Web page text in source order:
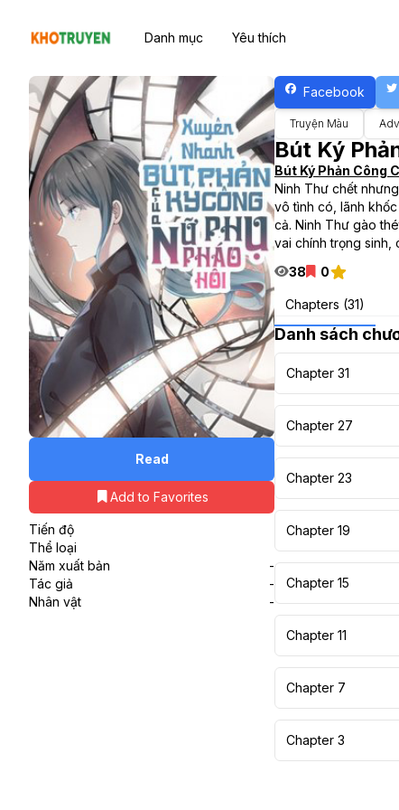
Danh mục Yêu thích
Read
Add to Favorites
Tiến độ
Thể loại
Năm xuất bản
-
Tác giả
-
Nhân vật
-
Facebook
Truyện Màu
Bút Ký
Bút Ký Phản Công
Ninh Thư chết
vô tình có, lãnh
cả. Ninh Thư gào
vai chính trọng sinh,
38
0
Chapters (31)
Danh sách
Chapter 31
Chapter 27
Chapter 23
Chapter 19
Chapter 15
Chapter 11
Chapter 7
Chapter 3